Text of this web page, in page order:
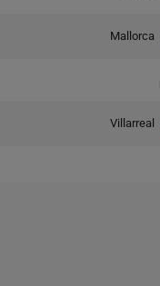
Mallorca
Villarreal